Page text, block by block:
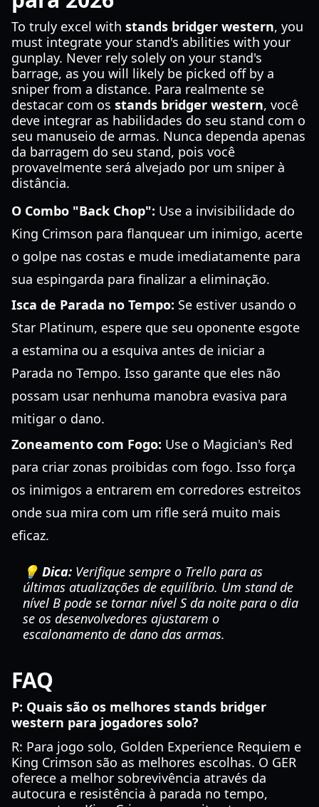
To truly excel with stands bridger western, you
must integrate your stand's abilities with your
gunplay. Never rely solely on your stand's
barrage, as you will likely be picked off by a
sniper from a distance. Para realmente se
destacar com os stands bridger western, você
deve integrar as habilidades do seu stand com o
seu manuseio de armas. Nunca dependa apenas
da barragem do seu stand, pois você
provavelmente será alvejado por um sniper à
distância.
O Combo "Back Chop": Use a invisibilidade do
King Crimson para flanquear um inimigo, acerte
o golpe nas costas e mude imediatamente para
sua espingarda para finalizar a eliminação.
Isca de Parada no Tempo: Se estiver usando o
Star Platinum, espere que seu oponente esgote
a estamina ou a esquiva antes de iniciar a
Parada no Tempo. Isso garante que eles não
possam usar nenhuma manobra evasiva para
mitigar o dano.
Zoneamento com Fogo: Use o Magician's Red
para criar zonas proibidas com fogo. Isso força
os inimigos a entrarem em corredores estreitos
onde sua mira com um rifle será muito mais
eficaz.
💡 Dica: Verifique sempre o Trello para as
últimas atualizações de equilíbrio. Um stand de
nível B pode se tornar nível S da noite para o dia
se os desenvolvedores ajustarem o
escalonamento de dano das armas.
FAQ
P: Quais são os melhores stands bridger
western para jogadores solo?
R: Para jogo solo, Golden Experience Requiem e
King Crimson são as melhores escolhas. O GER
oferece a melhor sobrevivência através da
autocura e resistência à parada no tempo,